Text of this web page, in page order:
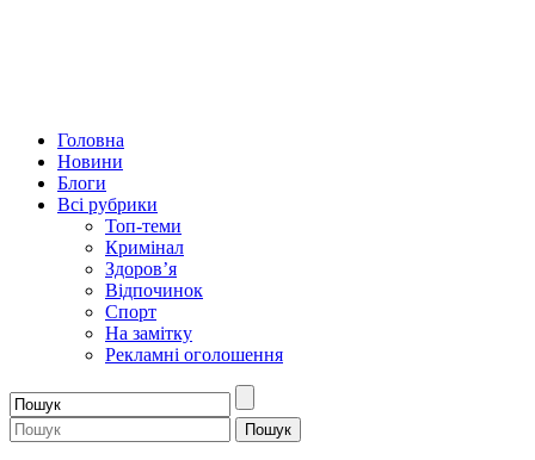
Головна
Новини
Блоги
Всі рубрики
Топ-теми
Кримінал
Здоров’я
Відпочинок
Спорт
На замітку
Рекламні оголошення